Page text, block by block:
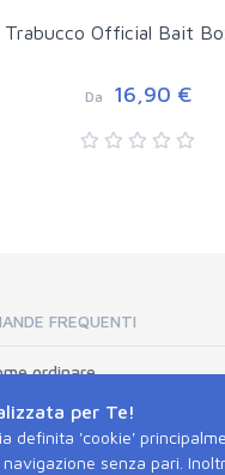
Trabucco Official Bait
Da 16,90 €
FREQUENTI
ordinare
il mio ordine
per Te!
definita 'cookie'
senza pari.